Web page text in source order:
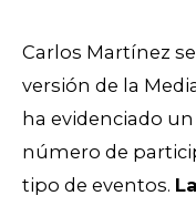
Carlos Martínez
versión de la
ha evidenciado
número de
tipo de eventos.